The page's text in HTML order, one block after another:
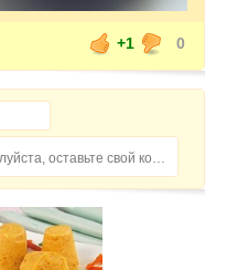
+1 0
Домохозяйка, пожалуйста, оставьте свой комментарий...